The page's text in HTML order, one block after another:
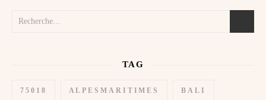
TAG
75018 ALPESMARITIMES BALI